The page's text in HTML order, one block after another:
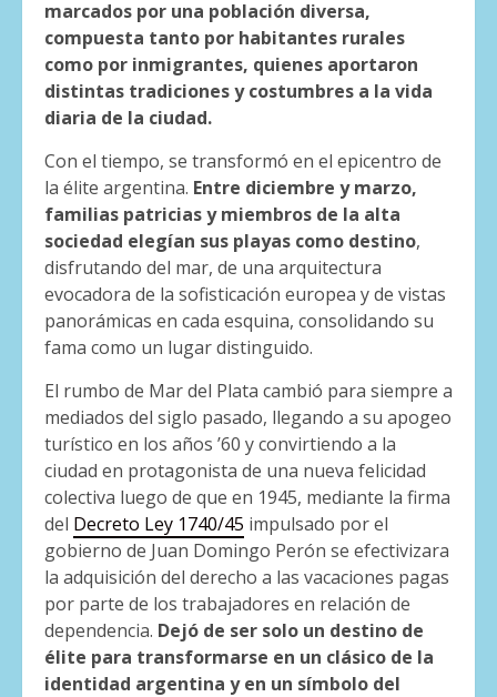
marcados por una población diversa,
compuesta tanto por habitantes rurales
como por inmigrantes, quienes aportaron
distintas tradiciones y costumbres a la vida
diaria de la ciudad.
Con el tiempo, se transformó en el epicentro de
la élite argentina. Entre diciembre y marzo,
familias patricias y miembros de la alta
sociedad elegían sus playas como destino,
disfrutando del mar, de una arquitectura
evocadora de la sofisticación europea y de vistas
panorámicas en cada esquina, consolidando su
fama como un lugar distinguido.
El rumbo de Mar del Plata cambió para siempre a
mediados del siglo pasado, llegando a su apogeo
turístico en los años ’60 y convirtiendo a la
ciudad en protagonista de una nueva felicidad
colectiva luego de que en 1945, mediante la firma
del Decreto Ley 1740/45 impulsado por el
gobierno de Juan Domingo Perón se efectivizara
la adquisición del derecho a las vacaciones pagas
por parte de los trabajadores en relación de
dependencia. Dejó de ser solo un destino de
élite para transformarse en un clásico de la
identidad argentina y en un símbolo del